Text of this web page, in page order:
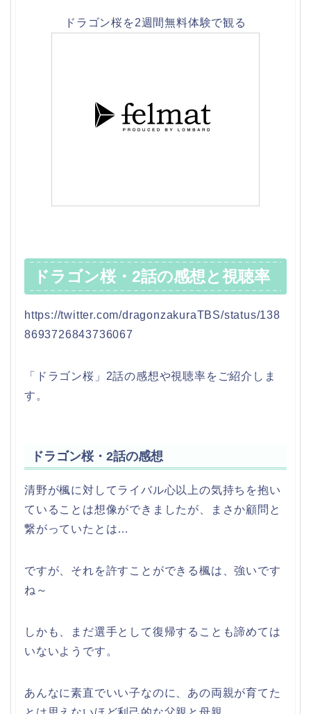
ドラゴン桜を2週間無料体験で観る
ドラゴン桜・2話の感想と視聴率
https://twitter.com/dragonzakuraTBS/status/138
8693726843736067
「ドラゴン桜」2話の感想や視聴率をご紹介しま
す。
ドラゴン桜・2話の感想
清野が楓に対してライバル心以上の気持ちを抱い
ていることは想像ができましたが、まさか顧問と
繋がっていたとは…
ですが、それを許すことができる楓は、強いです
ね～
しかも、まだ選手として復帰することも諦めては
いないようです。
あんなに素直でいい子なのに、あの両親が育てた